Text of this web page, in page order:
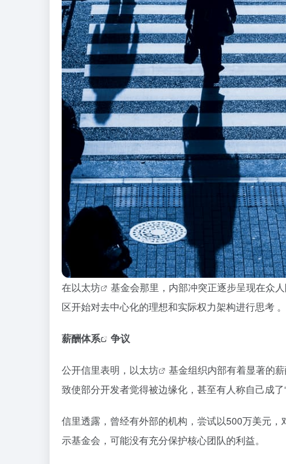
在以太坊 基金会那里，内部冲突正逐步呈现在众
区开始对去中心化的理想和实际权力架构进行思考 。
薪酬体系 争议
公开信里表明， 以太坊
基金组织内部有着显著的
致使部分开发者觉得被边缘化，甚至有人称自己成了“
信里透露，曾经有外部的机构，尝试以500万美元
示基金会，可能没有充分保护核心团队的利益。